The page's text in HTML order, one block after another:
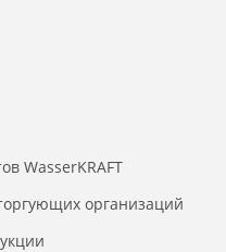
WasserKRAFT
организаций